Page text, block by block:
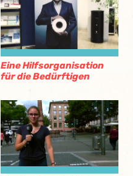
Eine Hilfsorganisation
für die Bedürftigen